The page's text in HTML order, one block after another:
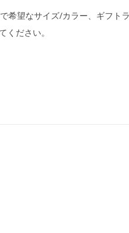
希望なサイズ/カラー、ギフト
ください。